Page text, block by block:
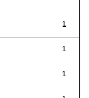
1
1
1